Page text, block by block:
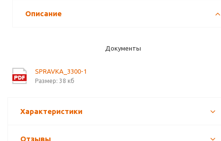
Описание
Документы
SPRAVKA_3300-1
Размер: 38 кб
Характеристики
Отзывы